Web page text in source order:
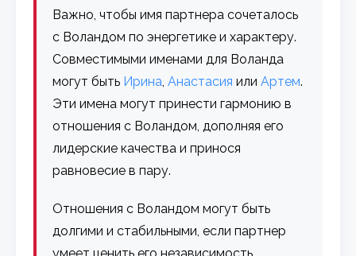
Важно, чтобы имя партнера сочеталось
с Воландом по энергетике и характеру.
Совместимыми именами для Воланда
могут быть Ирина,Анастасия илиАртем.
Эти имена могут принести гармонию в
отношения с Воландом, дополняя его
лидерские качества и принося
равновесие в пару.
Отношения с Воландом могут быть
долгими и стабильными, если партнер